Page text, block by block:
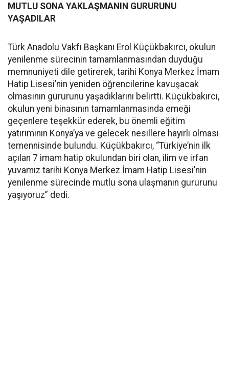
MUTLU SONA YAKLAŞMANIN GURURUNU
YAŞADILAR
Türk Anadolu Vakfı Başkanı Erol Küçükbakırcı, okulun
yenilenme sürecinin tamamlanmasından duyduğu
memnuniyeti dile getirerek, tarihi Konya Merkez İmam
Hatip Lisesi’nin yeniden öğrencilerine kavuşacak
olmasının gururunu yaşadıklarını belirtti. Küçükbakırcı,
okulun yeni binasının tamamlanmasında emeği
geçenlere teşekkür ederek, bu önemli eğitim
yatırımının Konya’ya ve gelecek nesillere hayırlı olması
temennisinde bulundu. Küçükbakırcı, “Türkiye’nin ilk
açılan 7 imam hatip okulundan biri olan, ilim ve irfan
yuvamız tarihi Konya Merkez İmam Hatip Lisesi’nin
yenilenme sürecinde mutlu sona ulaşmanın gururunu
yaşıyoruz” dedi.